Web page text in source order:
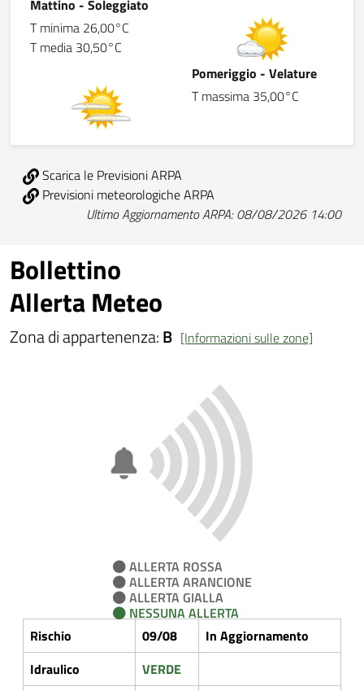
Mattino - Soleggiato
T minima 26,00°C
T media 30,50°C
Pomeriggio - Velature
T massima 35,00°C
Scarica le Previsioni ARPA
Previsioni meteorologiche ARPA
Ultimo Aggiornamento ARPA: 08/08/2026 14:00
Bollettino
Allerta Meteo
Zona di appartenenza:B [Informazioni sulle zone]
ALLERTA ROSSA
ALLERTA ARANCIONE
ALLERTA GIALLA
NESSUNA ALLERTA
Rischio
09/08
In Aggiornamento
Idraulico
VERDE